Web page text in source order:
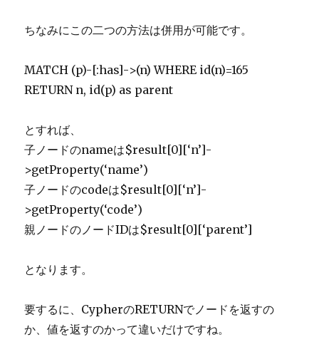
ちなみにこの二つの方法は併用が可能です。
MATCH (p)-[:has]->(n) WHERE id(n)=165
RETURN n, id(p) as parent
とすれば、
子ノードのnameは$result[0][‘n’]-
>getProperty(‘name’)
子ノードのcodeは$result[0][‘n’]-
>getProperty(‘code’)
親ノードのノードIDは$result[0][‘parent’]
となります。
要するに、CypherのRETURNでノードを返すの
か、値を返すのかって違いだけですね。